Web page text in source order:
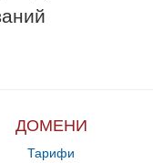
ДОМЕНИ
Тарифи